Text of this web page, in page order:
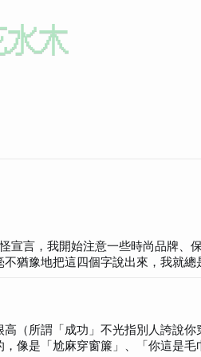
宣言，我開始注意一些時尚品牌、
猶豫地把這四個字說出來，我就總
像是「尬麻穿窗簾」、「你這是毛